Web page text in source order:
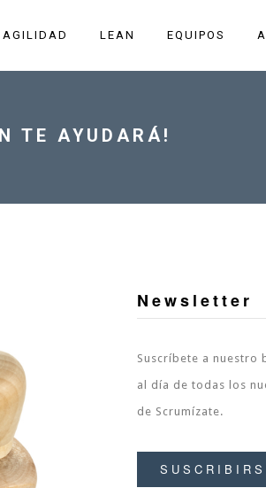
AGILIDAD LEAN EQUIPOS
TE AYUDARÁ!
Newsletter
Suscríbete a nuestro
al día de todas los
de Scrumízate.